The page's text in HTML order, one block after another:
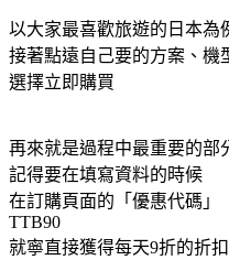
以大家最喜歡旅遊的日本為
接著點遠自己要的方案、機
選擇立即購買
再來就是過程中最重要的部
記得要在填寫資料的時候
在訂購頁面的「優惠代碼」
TTB90
就寧直接獲得每天9折的折扣